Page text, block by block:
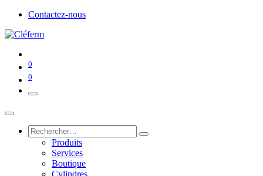
Contactez-nous
0
0
Produits
Services
Boutique